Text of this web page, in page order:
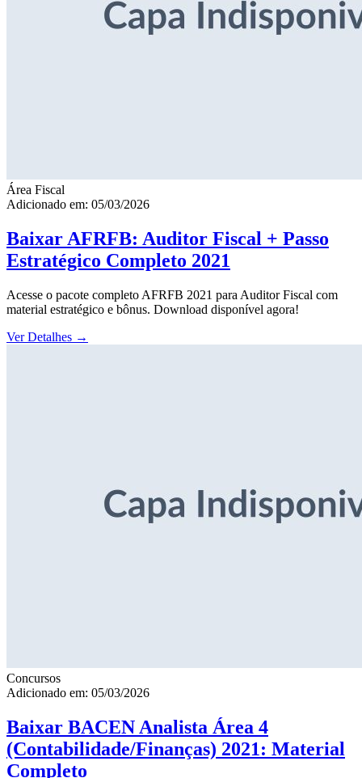
Área Fiscal
Adicionado em: 05/03/2026
Baixar AFRFB: Auditor Fiscal + Passo
Estratégico Completo 2021
Acesse o pacote completo AFRFB 2021 para Auditor Fiscal com
material estratégico e bônus. Download disponível agora!
Ver Detalhes →
Concursos
Adicionado em: 05/03/2026
Baixar BACEN Analista Área 4
(Contabilidade/Finanças) 2021: Material
Completo